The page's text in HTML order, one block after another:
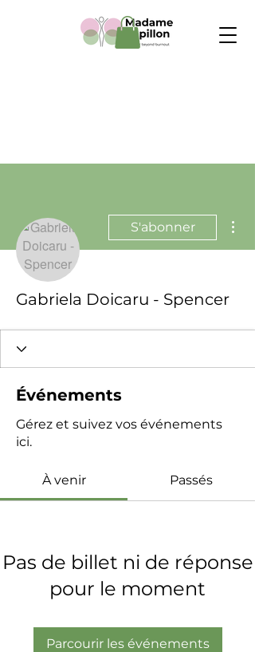
S'abonner
Gabriela Doicaru - Spencer
Événements
Gérez et suivez vos événements
ici.
À venir Passés
Pas de billet ni de réponse
pour le moment
Parcourir les événements